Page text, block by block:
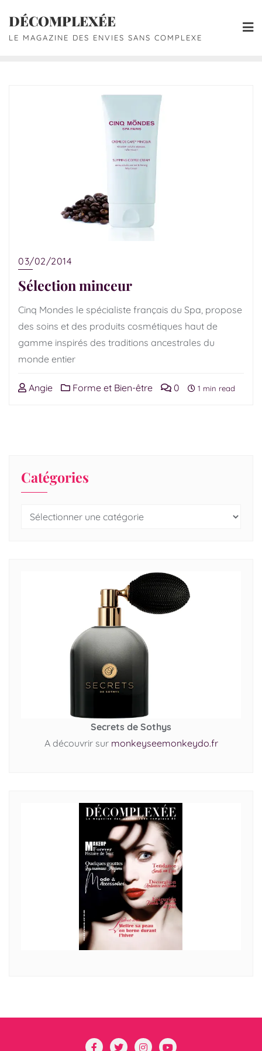
DÉCOMPLEXÉE
LE MAGAZINE DES ENVIES SANS COMPLEXE
03/02/2014
Sélection minceur
Cinq Mondes le spécialiste français du Spa, propose
des soins et des produits cosmétiques haut de
gamme inspirés des traditions ancestrales du
monde entier
Angie Forme et Bien-être 0 1 min read
Catégories
Secrets de Sothys
A découvrir sur monkeyseemonkeydo.fr